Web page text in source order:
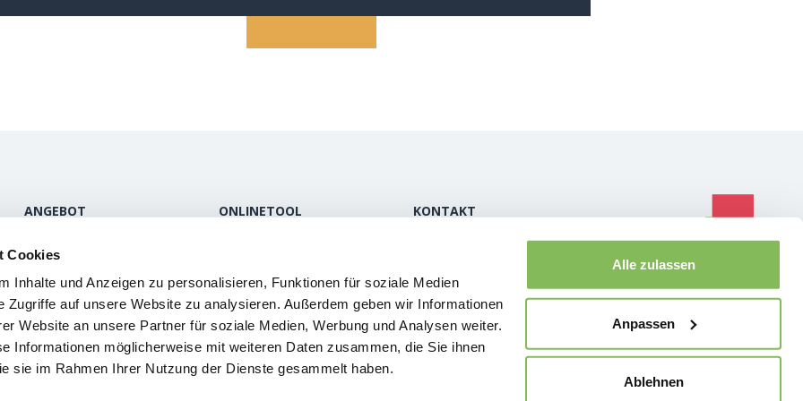
Cookies
Inhalte und Anzeigen zu personalisieren, Funktionen für soziale Medien
Zugriffe auf unsere Website zu analysieren. Außerdem geben wir Informationen
Website an unsere Partner für soziale Medien, Werbung und Analysen weiter.
Informationen möglicherweise mit weiteren Daten zusammen, die Sie ihnen
sie im Rahmen Ihrer Nutzung der Dienste gesammelt haben.
Alle zulassen
Anpassen
Ablehnen
ANGEBOT
Produkte
ONLINETOOL
Login
KONTAKT
info@service-excellence-cockpit.ch